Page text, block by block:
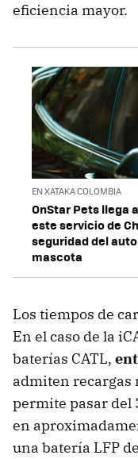
eficiencia mayor.
EN XATAKA COLOMBIA
OnStar Pets llega
este servicio de
seguridad del
mascota
Los tiempos de
En el caso de la
baterías CATL,
admiten recargas
permite pasar del
en
una batería LFP